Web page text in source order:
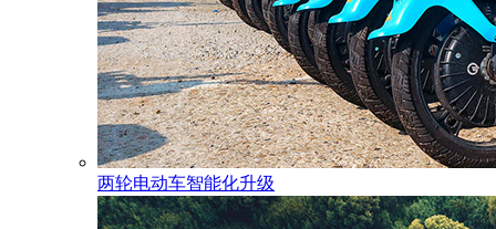
两轮电动车智能化升级